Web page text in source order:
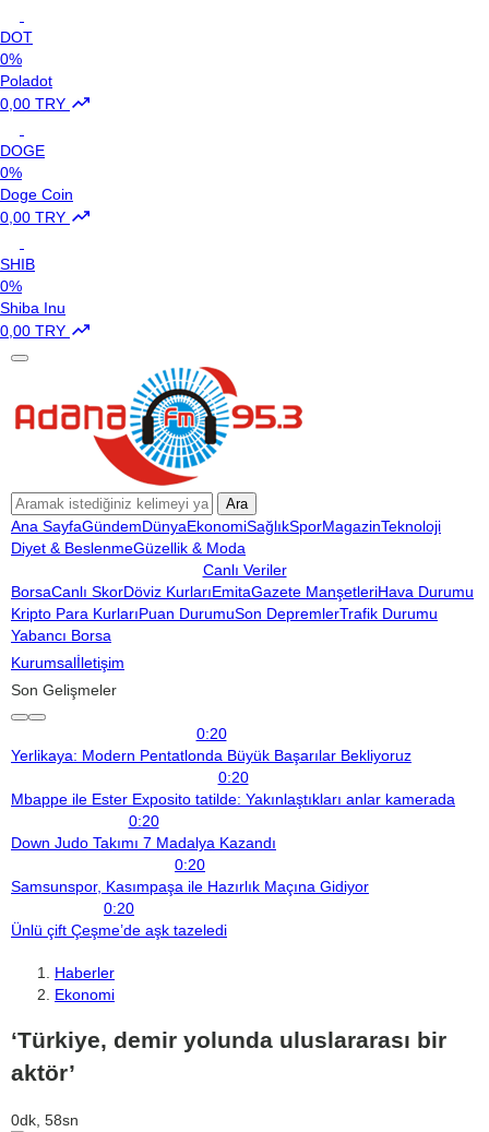
DOT
0%
Poladot
0,00 TRY
DOGE
0%
Doge Coin
0,00 TRY
SHIB
0%
Shiba Inu
0,00 TRY
Ara
Ana SayfaGündemDünyaEkonomiSağlıkSporMagazinTeknoloji
Diyet & BeslenmeGüzellik & Moda
Canlı Veriler
BorsaCanlı SkorDöviz KurlarıEmitaGazete ManşetleriHava Durumu
Kripto Para KurlarıPuan DurumuSon DepremlerTrafik Durumu
Yabancı Borsa
Kurumsalİletişim
Son Gelişmeler
0:20
Yerlikaya: Modern Pentatlonda Büyük Başarılar Bekliyoruz
0:20
Mbappe ile Ester Exposito tatilde: Yakınlaştıkları anlar kamerada
0:20
Down Judo Takımı 7 Madalya Kazandı
0:20
Samsunspor, Kasımpaşa ile Hazırlık Maçına Gidiyor
0:20
Ünlü çift Çeşme’de aşk tazeledi
Haberler
Ekonomi
‘Türkiye, demir yolunda uluslararası bir
aktör’
0dk, 58sn